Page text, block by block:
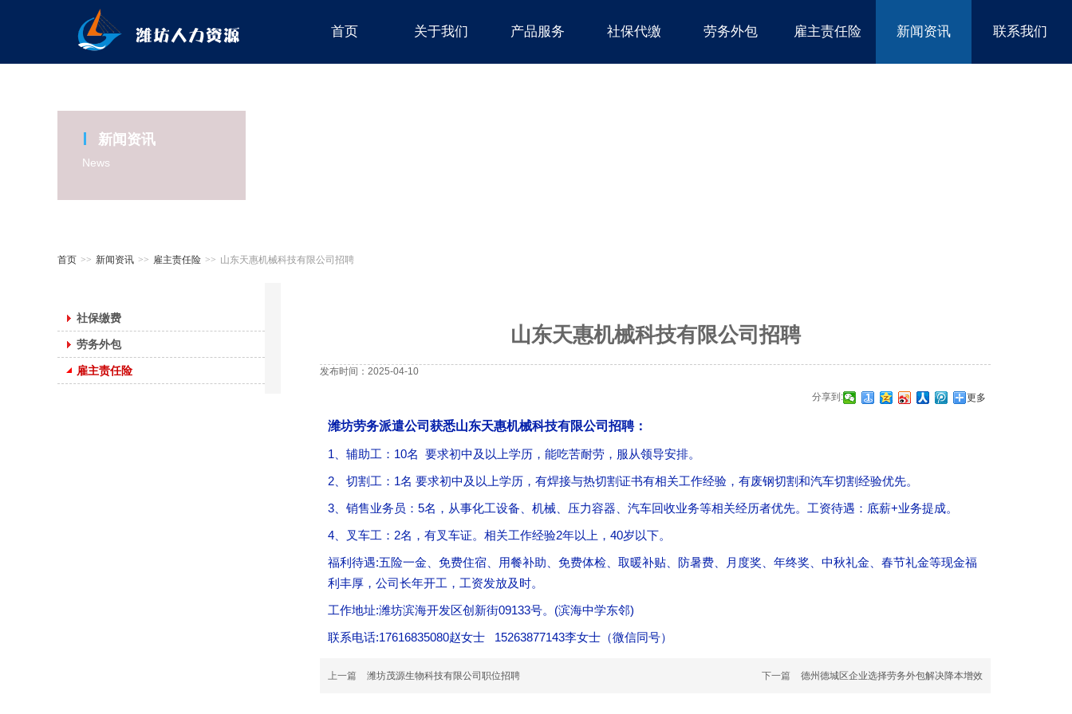
首页 关于我们 产品服务 社保代缴 劳务外包 雇主责任险 新闻资讯 联系我们
新闻资讯
News
首页 >> 新闻资讯 >> 雇主责任险 >> 山东天惠机械科技有限公司招聘
社保缴费
劳务外包
雇主责任险
山东天惠机械科技有限公司招聘
发布时间：2025-04-10
分享到: 更多
潍坊劳务派遣公司获悉山东天惠机械科技有限公司招聘：
1、辅助工：10名 要求初中及以上学历，能吃苦耐劳，服从领导安排。
2、切割工：1名 要求初中及以上学历，有焊接与热切割证书有相关工作经验，有废钢切割和汽车切割经验优先。
3、销售业务员：5名，从事化工设备、机械、压力容器、汽车回收业务等相关经历者优先。工资待遇：底薪+业务提成。
4、叉车工：2名，有叉车证。相关工作经验2年以上，40岁以下。
福利待遇:五险一金、免费住宿、用餐补助、免费体检、取暖补贴、防暑费、月度奖、年终奖、中秋礼金、春节礼金等现金福
利丰厚，公司长年开工，工资发放及时。
工作地址:潍坊滨海开发区创新街09133号。(滨海中学东邻)
联系电话:17616835080赵女士 15263877143李女士（微信同号）
上一篇 潍坊茂源生物科技有限公司职位招聘 下一篇 德州德城区企业选择劳务外包解决降本增效